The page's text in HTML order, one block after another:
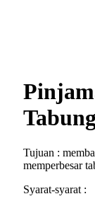
Tujuan :
memperbesar
Syarat-syarat :